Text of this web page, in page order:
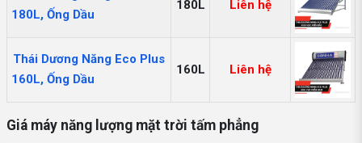
180L, Ống Dầu
180L Liên hệ
Thái Dương Năng Eco Plus
160L, Ống Dầu
160L Liên hệ
Giá máy năng lượng mặt trời tấm phẳng